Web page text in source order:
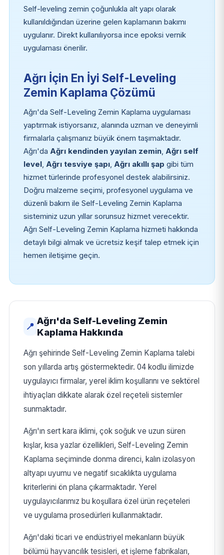
Self-leveling zemin çoğunlukla alt yapı olarak
kullanıldığından üzerine gelen kaplamanın bakımı
uygulanır. Direkt kullanılıyorsa ince epoksi vernik
uygulaması önerilir.
Ağrı İçin En İyi Self-Leveling
Zemin Kaplama Çözümü
Ağrı'da Self-Leveling Zemin Kaplama uygulaması
yaptırmak istiyorsanız, alanında uzman ve deneyimli
firmalarla çalışmanız büyük önem taşımaktadır.
Ağrı'da Ağrı kendinden yayılan zemin, Ağrı self
level, Ağrı tesviye şapı, Ağrı akıllı şap gibi tüm
hizmet türlerinde profesyonel destek alabilirsiniz.
Doğru malzeme seçimi, profesyonel uygulama ve
düzenli bakım ile Self-Leveling Zemin Kaplama
sisteminiz uzun yıllar sorunsuz hizmet verecektir.
Ağrı Self-Leveling Zemin Kaplama hizmeti hakkında
detaylı bilgi almak ve ücretsiz keşif talep etmek için
hemen iletişime geçin.
📍
Ağrı'da Self-Leveling Zemin
Kaplama Hakkında
Ağrı şehirinde Self-Leveling Zemin Kaplama talebi
son yıllarda artış göstermektedir. 04 kodlu ilimizde
uygulayıcı firmalar, yerel iklim koşullarını ve sektörel
ihtiyaçları dikkate alarak özel reçeteli sistemler
sunmaktadır.
Ağrı'ın sert kara iklimi, çok soğuk ve uzun süren
kışlar, kısa yazlar özellikleri, Self-Leveling Zemin
Kaplama seçiminde donma direnci, kalın izolasyon
altyapı uyumu ve negatif sıcaklıkta uygulama
kriterlerini ön plana çıkarmaktadır. Yerel
uygulayıcılarımız bu koşullara özel ürün reçeteleri
ve uygulama prosedürleri kullanmaktadır.
Ağrı'daki ticari ve endüstriyel mekanların büyük
bölümü hayvancılık tesisleri, et işleme fabrikaları,